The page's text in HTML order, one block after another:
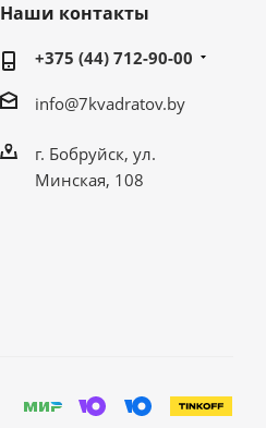
Наши контакты
+375 (44) 712-90-00
info@7kvadratov.by
г. Бобруйск, ул.
Минская, 108